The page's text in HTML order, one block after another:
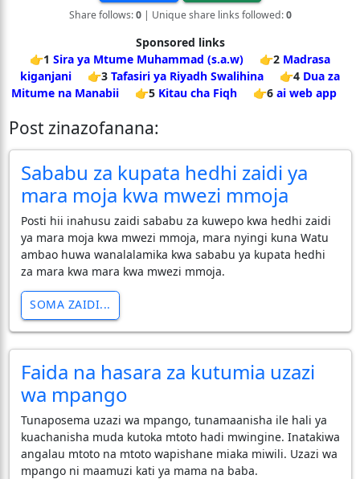
Share follows:0| Unique share links followed:0
Sponsored links
👉1 Sira ya Mtume Muhammad (s.a.w) 👉2 Madrasa
kiganjani
👉3 Tafasiri ya Riyadh Swalihina 👉4 Dua za
Mitume na Manabii
👉5 Kitau cha Fiqh 👉6 ai web app
Post zinazofanana:
Sababu za kupata hedhi zaidi ya
mara moja kwa mwezi mmoja
Posti hii inahusu zaidi sababu za kuwepo kwa hedhi zaidi
ya mara moja kwa mwezi mmoja, mara nyingi kuna Watu
ambao huwa wanalalamika kwa sababu ya kupata hedhi
za mara kwa mara kwa mwezi mmoja.
SOMA ZAIDI...
Faida na hasara za kutumia uzazi
wa mpango
Tunaposema uzazi wa mpango, tunamaanisha ile hali ya
kuachanisha muda kutoka mtoto hadi mwingine. Inatakiwa
angalau mtoto na mtoto wapishane miaka miwili. Uzazi wa
mpango ni maamuzi kati ya mama na baba.